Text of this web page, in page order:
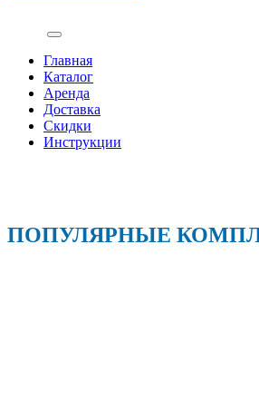
Главная
Каталог
Аренда
Доставка
Скидки
Инструкции
ПОПУЛЯРНЫЕ